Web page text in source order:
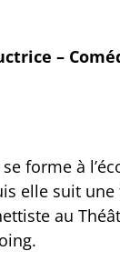
–
forme à
elle suit
au